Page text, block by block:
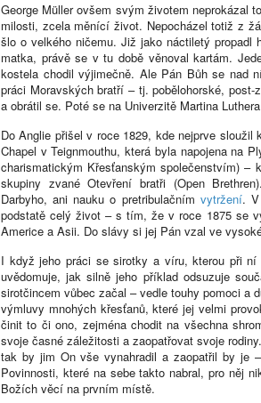
George Müller ovšem svým životem neprokázal
milosti, zcela měnící život. Nepocházel totiž z
šlo o velkého ničemu. Již jako náctiletý
matka, právě se v tu době věnoval kartám.
kostela chodil výjimečně. Ale Pán Bůh se nad
práci Moravských bratří – tj. pobělohorské,
a obrátil se. Poté se na Univerzitě Martina
Do Anglie přišel v roce 1829, kde nejprve
Chapel v Teignmouthu, která byla napojena na
charismatickým Křesťanským společenstvím)
skupiny zvané Otevření bratři (Open
Darbyho, ani nauku o pretribulačním vytržení. V
podstatě celý život – s tím, že v roce 1875 se
Americe a Asii. Do slávy si jej Pán vzal ve
I když jeho práci se sirotky a víru, kterou při
uvědomuje, jak silně jeho příklad odsuzuje
sirotčincem vůbec začal – vedle touhy pomoci a
výmluvy mnohých křesťanů, které jej velmi
činit to či ono, zejména chodit na všechna
svoje časné záležitosti a zaopatřovat svoje
tak by jim On vše vynahradil a zaopatřil by je
Povinnosti, které na sebe takto nabral, pro něj
Božích věcí na prvním místě.